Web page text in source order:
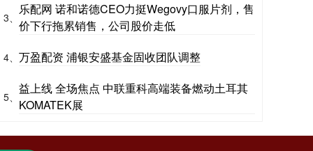
3、
乐配网 诺和诺德CEO力挺Wegovy口服片剂，售
价下行拖累销售，公司股价走低
4、 万盈配资 浦银安盛基金固收团队调整
5、
益上线 全场焦点 中联重科高端装备燃动土耳其
KOMATEK展